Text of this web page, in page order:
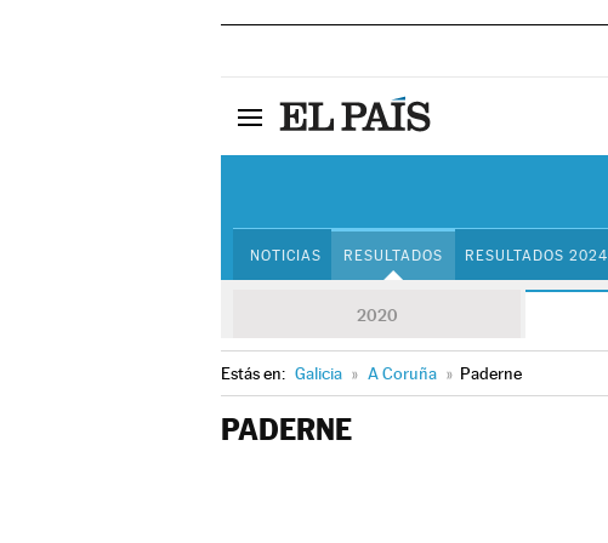
NOTICIAS RESULTADOS RESULTADOS 2024
2020
Estás en: Galicia » A Coruña » Paderne
PADERNE